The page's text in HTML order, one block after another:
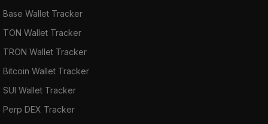
Base Wallet Tracker
TON Wallet Tracker
TRON Wallet Tracker
Bitcoin Wallet Tracker
SUI Wallet Tracker
Perp DEX Tracker